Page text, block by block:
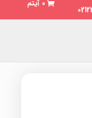
0 آیتم